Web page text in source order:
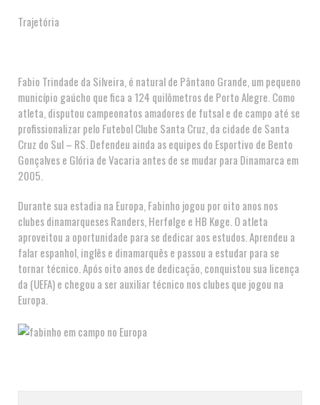
Trajetória
Fabio Trindade da Silveira, é natural de Pântano Grande, um pequeno
município gaúcho que fica a 124 quilômetros de Porto Alegre. Como
atleta, disputou campeonatos amadores de futsal e de campo até se
profissionalizar pelo Futebol Clube Santa Cruz, da cidade de Santa
Cruz do Sul – RS. Defendeu ainda as equipes do Esportivo de Bento
Gonçalves e Glória de Vacaria antes de se mudar para Dinamarca em
2005.
Durante sua estadia na Europa, Fabinho jogou por oito anos nos
clubes dinamarqueses Randers, Herfølge e HB Køge. O atleta
aproveitou a oportunidade para se dedicar aos estudos. Aprendeu a
falar espanhol, inglês e dinamarquês e passou a estudar para se
tornar técnico. Após oito anos de dedicação, conquistou sua licença
da (UEFA) e chegou a ser auxiliar técnico nos clubes que jogou na
Europa.